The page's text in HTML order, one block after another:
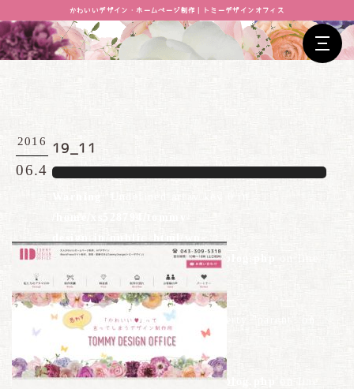
かわいいデザイン・ホームページ制作｜トミーデザインオフィス
2016
06.4
19_11
content/themes/tommydesign/blog.php
26
Warning
: Attempt to read property "parent" on
null in/home/xs528794/tommy-
design.jp/public_html/wp-
content/themes/tommydesign/blog.php